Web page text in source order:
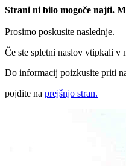
Strani ni bilo mogoče najti.
Prosimo poskusite naslednje.
Če ste spletni naslov vtipkali v
Do informacij poizkusite priti
pojdite na prejšnjo stran.